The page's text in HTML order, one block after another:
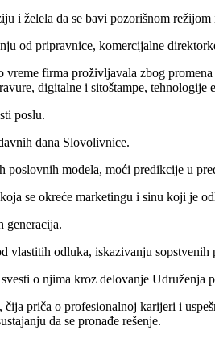
i želela da se bavi pozorišnom režijom
od pripravnice, komercijalne
firma proživljavala zbog
digitalne i sitoštampe, tehnologije
poslu.
dana Slovolivnice.
poslovnih modela, moći predikcije u
se okreće marketingu i sinu koji je
generacija.
vlastitih odluka, iskazivanju sopstvenih
o njima kroz delovanje Udruženja
priča o profesionalnoj karijeri i
da se pronađe rešenje.